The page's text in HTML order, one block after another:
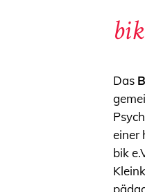
Das
einer
bik